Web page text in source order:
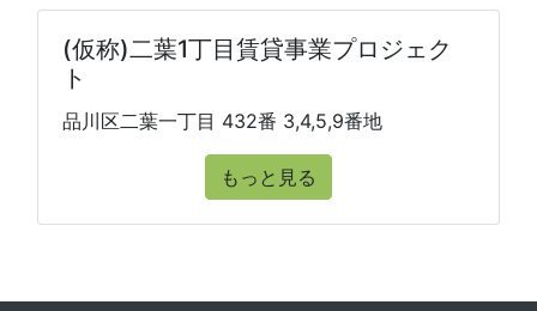
(仮称)二葉1丁目賃貸事業プロジェク
ト
品川区二葉一丁目 432番 3,4,5,9番地
もっと見る